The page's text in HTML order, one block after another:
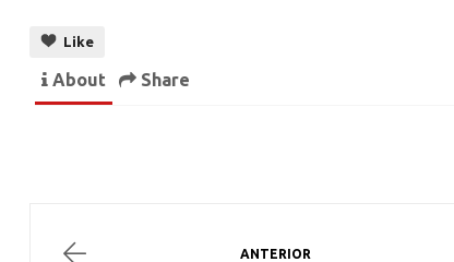
Like
About Share
ANTERIOR